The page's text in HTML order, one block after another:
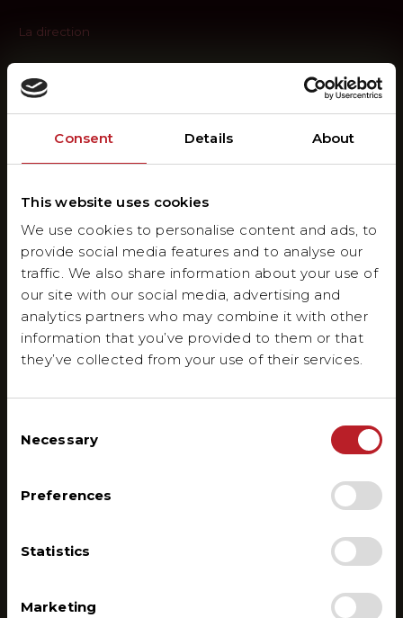
Consent Details About
This website uses cookies
We use cookies to personalise content and ads, to
provide social media features and to analyse our
traffic. We also share information about your use of
our site with our social media, advertising and
analytics partners who may combine it with other
information that you’ve provided to them or that
they’ve collected from your use of their services.
Selection
Necessary
Preferences
Statistics
Marketing
La direction
Directeur